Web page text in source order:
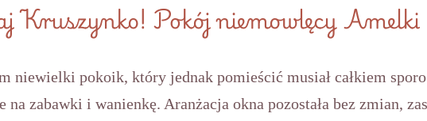
Kruszynko! Pokój niemowlęcy Amelki
niewielki pokoik, który jednak pomieścić musiał całkiem
zabawki i wanienkę. Aranżacja okna pozostała bez zmian,